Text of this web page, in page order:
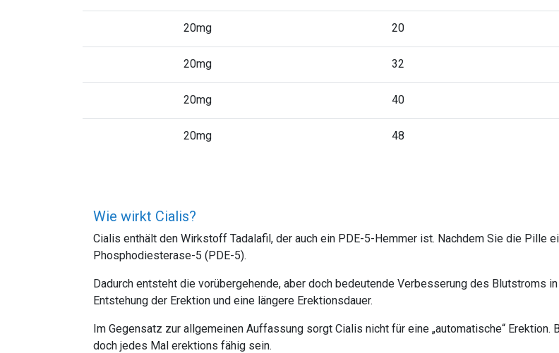
20mg 20
20mg 32
20mg 40
20mg 48
Wie wirkt Cialis?
Cialis enthält den Wirkstoff Tadalafil, der auch ein PDE-5-Hemmer ist. Nachdem Sie die Pille
Phosphodiesterase-5 (PDE-5).
Dadurch entsteht die vorübergehende, aber doch bedeutende Verbesserung des Blutstroms
Entstehung der Erektion und eine längere Erektionsdauer.
Im Gegensatz zur allgemeinen Auffassung sorgt Cialis nicht für eine „automatische“
doch jedes Mal erektions fähig sein.